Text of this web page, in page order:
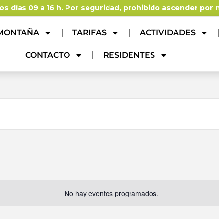
días 09 a 16 h. Por seguridad, prohibido ascender por
TARIFAS ACTIVIDADES
CONTACTO RESIDENTES
No hay eventos programados.